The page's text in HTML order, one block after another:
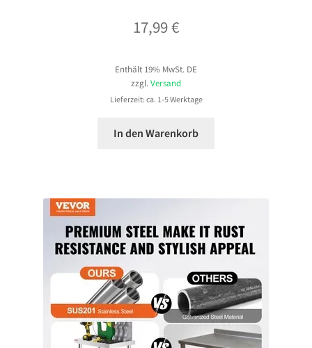
17,99€
Enthält 19% MwSt. DE
zzgl. Versand
Lieferzeit: ca. 1-5 Werktage
In den Warenkorb